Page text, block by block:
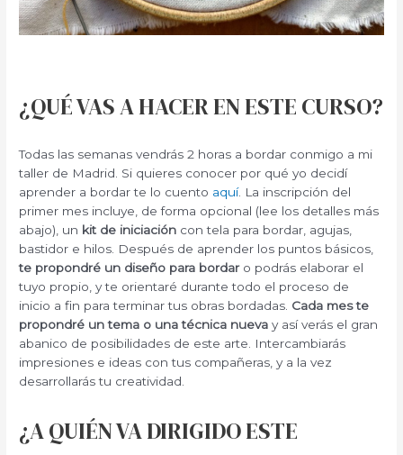
¿QUÉ VAS A HACER EN ESTE CURSO?
Todas las semanas vendrás 2 horas a bordar conmigo a mi
taller de Madrid. Si quieres conocer por qué yo decidí
aprender a bordar te lo cuento aquí. La inscripción del
primer mes incluye, de forma opcional (lee los detalles más
abajo), un kit de iniciación con tela para bordar, agujas,
bastidor e hilos. Después de aprender los puntos básicos,
te propondré un diseño para bordaro podrás elaborar el
tuyo propio, y te orientaré durante todo el proceso de
inicio a fin para terminar tus obras bordadas. Cada mes te
propondré un tema o una técnica nueva y así verás el gran
abanico de posibilidades de este arte. Intercambiarás
impresiones e ideas con tus compañeras, y a la vez
desarrollarás tu creatividad.
¿A QUIÉN VA DIRIGIDO ESTE